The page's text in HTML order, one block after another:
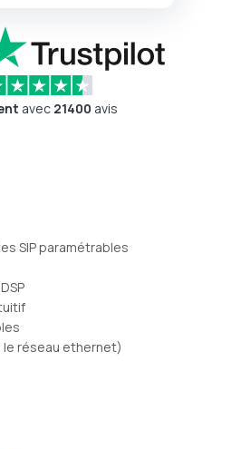
avec 21400 avis
SIP paramétrables
le réseau ethernet)